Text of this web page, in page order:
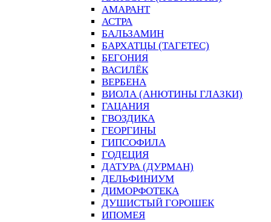
АМАРАНТ
АСТРА
БАЛЬЗАМИН
БАРХАТЦЫ (ТАГЕТЕС)
БЕГОНИЯ
ВАСИЛЁК
ВЕРБЕНА
ВИОЛА (АНЮТИНЫ ГЛАЗКИ)
ГАЦАНИЯ
ГВОЗДИКА
ГЕОРГИНЫ
ГИПСОФИЛА
ГОДЕЦИЯ
ДАТУРА (ДУРМАН)
ДЕЛЬФИНИУМ
ДИМОРФОТЕКА
ДУШИСТЫЙ ГОРОШЕК
ИПОМЕЯ